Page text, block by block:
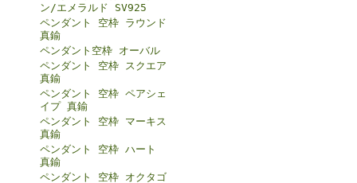
ン/エメラルド SV925
ペンダント 空枠 ラウンド
真鍮
ペンダント空枠 オーバル
ペンダント 空枠 スクエア
真鍮
ペンダント 空枠 ペアシェ
イプ 真鍮
ペンダント 空枠 マーキス
真鍮
ペンダント 空枠 ハート
真鍮
ペンダント 空枠 オクタゴ